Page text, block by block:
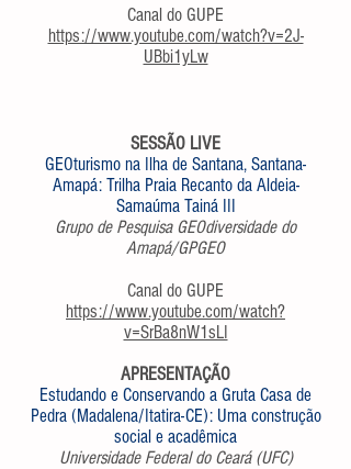
Canal do GUPE
https://www.youtube.com/watch?v=2J-
UBbi1yLw
SESSÃO LIVE
GEOturismo na Ilha de Santana, Santana-
Amapá: Trilha Praia Recanto da Aldeia-
Samaúma Tainá III
Grupo de Pesquisa GEOdiversidade do
Amapá/GPGEO
Canal do GUPE
https://www.youtube.com/watch?
v=SrBa8nW1sLI
APRESENTAÇÃO
Estudando e Conservando a Gruta Casa de
Pedra (Madalena/Itatira-CE): Uma construção
social e acadêmica
Universidade Federal do Ceará (UFC)